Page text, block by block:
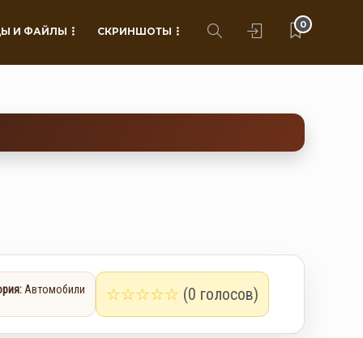
И ФАЙЛЫ СКРИНШОТЫ
0
Автомобили ☆☆☆☆☆ (0 голосов)